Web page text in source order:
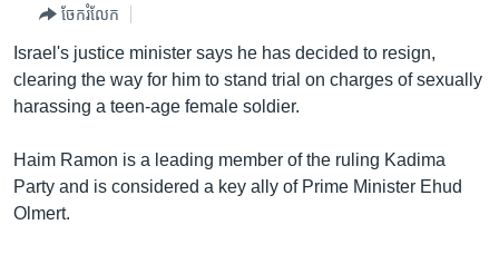
តែ​
ម្តង
រំលង​
ចូល​
ទៅ​
ទំព័រ​
ហេឡូវីអូអេ
កម្ពុជាច្នៃប្រតិដ្ឋ
ព្រឹត្តិការណ៍ព័ត៌មាន
វិទ្យុ / ផតខាសថ៍
ចែករំលែក
Israel's justice minister says he has decided to resign,
clearing the way for him to stand trial on charges of sexually
harassing a teen-age female soldier.
Haim Ramon is a leading member of the ruling Kadima
Party and is considered a key ally of Prime Minister Ehud
Olmert.